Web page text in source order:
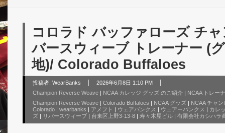
コロラド バッファローズ チ
バースウィーブ トレーナー (
地)/ Colorado Buffaloes
投稿者: WearBanks
2026年6月8日 1:10 PM
Champion Reverse Weave | NCAA カレッジ グッズ のご紹介 | NCAA トレー
Champion Reverse Weave | Colorado Buffaloes | NCAA グッズ | NCAA チャ
Colorado | wearbanks | アメフト | ウェアバンクス | ウェアーバンクス | カレ
ズ | リバースウィーブ | 台東区上野3-13-8 | 寿々木屋ビル | 有限会社カシハラ